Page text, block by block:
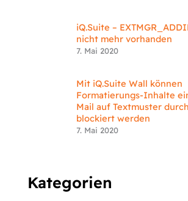
iQ.Suite –
nicht mehr vorhanden
7. Mai 2020
Mit iQ.Suite Wall können
Formatierungs-Inhalte
Mail auf Textmuster
blockiert werden
7. Mai 2020
Kategorien